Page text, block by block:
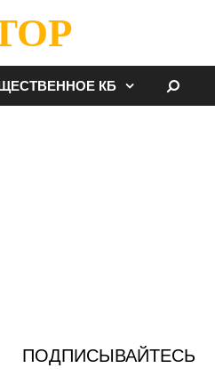
КБ
ПОДПИСЫВАЙТЕСЬ